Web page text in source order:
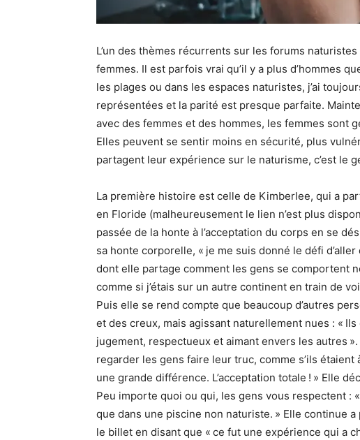
L’un des thèmes récurrents sur les forums
femmes. Il est parfois vrai qu’il y a plus d’hommes
les plages ou dans les espaces naturistes, j’ai
représentées et la parité est presque parfaite.
avec des femmes et des hommes, les femmes sont
Elles peuvent se sentir moins en sécurité, plus
partagent leur expérience sur le naturisme, c’est le
La première histoire est celle de Kimberlee, qui a
en Floride (malheureusement le lien n’est plus
passée de la honte à l’acceptation du corps en se
sa honte corporelle, « je me suis donné le défi
dont elle partage comment les gens se comportent
comme si j’étais sur un autre continent en train de
Puis elle se rend compte que beaucoup d’autres
et des creux, mais agissant naturellement nues : «
jugement, respectueux et aimant envers les autres
regarder les gens faire leur truc, comme s’ils étaient
une grande différence. L’acceptation totale ! » Elle
Peu importe quoi ou qui, les gens vous respectent :
que dans une piscine non naturiste. » Elle continue
le billet en disant que « ce fut une expérience qui a